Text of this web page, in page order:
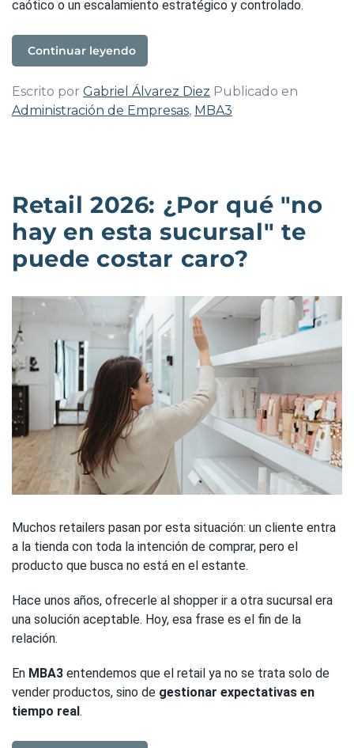
caótico o un escalamiento estratégico y controlado.
Continuar leyendo
Escrito por Gabriel Álvarez Diez Publicado en
Administración de Empresas, MBA3
Retail 2026: ¿Por qué "no
hay en esta sucursal" te
puede costar caro?
Muchos retailers pasan por esta situación: un cliente entra
a la tienda con toda la intención de comprar, pero el
producto que busca no está en el estante.
Hace unos años, ofrecerle al shopper ir a otra sucursal era
una solución aceptable. Hoy, esa frase es el fin de la
relación.
En MBA3 entendemos que el retail ya no se trata solo de
vender productos, sino de gestionar expectativas en
tiempo real.